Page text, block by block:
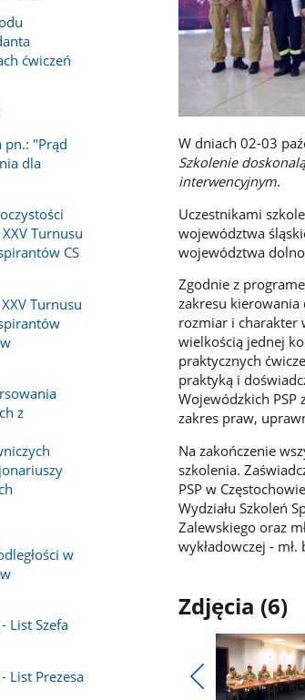
ćwiczeń
pn.: "Prąd
dla
Turnusu
CS
Turnusu
z
w
List Szefa
List Prezesa
W dniach 02-03
Szkolenie
interwencyjnym.
Uczestnikami
województwa
województwa
Zgodnie z
zakresu kierowania
rozmiar i charakter
wielkością jednej
praktycznych
praktyką i
Wojewódzkich
zakres praw,
Na zakończenie
szkolenia.
PSP w
Wydziału Szkoleń
Zalewskiego oraz
wykładowczej -
Zdjęcia (6)